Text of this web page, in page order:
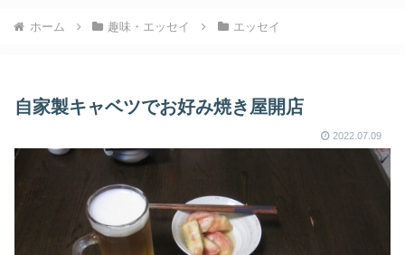
ホーム 趣味・エッセイ エッセイ
自家製キャベツでお好み焼き屋開店
2022.07.09